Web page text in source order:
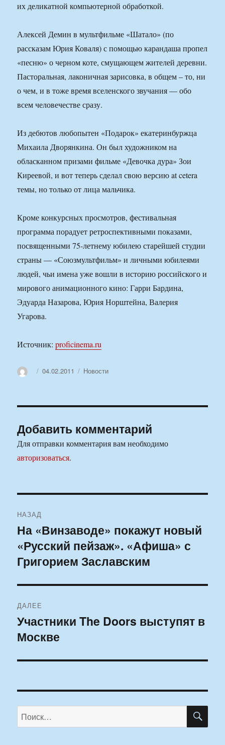
их деликатной компьютерной обработкой.
Алексей Демин в мультфильме «Шатало» (по
рассказам Юрия Коваля) с помощью карандаша пропел
«песню» о черном коте, смущающем жителей деревни.
Пасторальная, лаконичная зарисовка, в общем – то, ни
о чем, и в тоже время вселенского звучания — обо
всем человечестве сразу.
Из дебютов любопытен «Подарок» екатеринбуржца
Михаила Дворянкина. Он был художником на
обласканном призами фильме «Девочка дура» Зои
Киреевой, и вот теперь сделал свою версию at cetera
темы, но только от лица мальчика.
Кроме конкурсных просмотров, фестивальная
программа порадует ретроспективными показами,
посвященными 75-летнему юбилею старейшей студии
страны — «Союзмультфильм» и личными юбилеями
людей, чьи имена уже вошли в историю российского и
мирового анимационного кино: Гарри Бардина,
Эдуарда Назарова, Юрия Норштейна, Валерия
Угарова.
Источник:proficinema.ru
АвторОпубликовано
04.02.2011 Рубрики
Новости
Добавить комментарий
Для отправки комментария вам необходимо
авторизоваться.
по
записям
НАЗАД
Предыдущая
запись:
На «Винзаводе» покажут новый
«Русский пейзаж». «Афиша» с
Григорием Заславским
ДАЛЕЕ
Следующая
запись:
Участники The Doors выступят в
Москве
Искать: